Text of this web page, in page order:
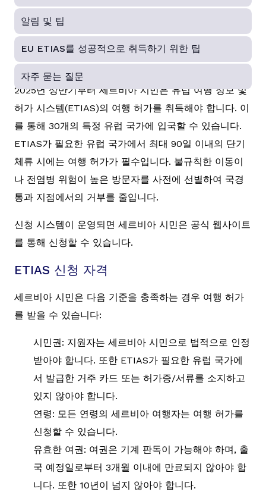
알림 및 팁
EU ETIAS를 성공적으로 취득하기 위한 팁
자주 묻는 질문
2025년 상반기부터 세르비아 시민은 유럽 여행 정보 및
허가 시스템(ETIAS)의 여행 허가를 취득해야 합니다. 이
를 통해 30개의 특정 유럽 국가에 입국할 수 있습니다.
ETIAS가 필요한 유럽 국가에서 최대 90일 이내의 단기
체류 시에는 여행 허가가 필수입니다. 불규칙한 이동이
나 전염병 위험이 높은 방문자를 사전에 선별하여 국경
통과 지점에서의 거부를 줄입니다.
신청 시스템이 운영되면 세르비아 시민은 공식 웹사이트
를 통해 신청할 수 있습니다.
ETIAS 신청 자격
세르비아 시민은 다음 기준을 충족하는 경우 여행 허가
를 받을 수 있습니다:
시민권: 지원자는 세르비아 시민으로 법적으로 인정
받아야 합니다. 또한 ETIAS가 필요한 유럽 국가에
서 발급한 거주 카드 또는 허가증/서류를 소지하고
있지 않아야 합니다.
연령: 모든 연령의 세르비아 여행자는 여행 허가를
신청할 수 있습니다.
유효한 여권: 여권은 기계 판독이 가능해야 하며, 출
국 예정일로부터 3개월 이내에 만료되지 않아야 합
니다. 또한 10년이 넘지 않아야 합니다.